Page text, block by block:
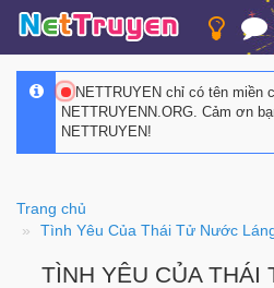
NETTRUYEN chỉ có tên miền
NETTRUYENN.ORG. Cảm ơn
NETTRUYEN!
Trang chủ
Tình Yêu Của Thái Tử Nước
TÌNH YÊU CỦA THÁI